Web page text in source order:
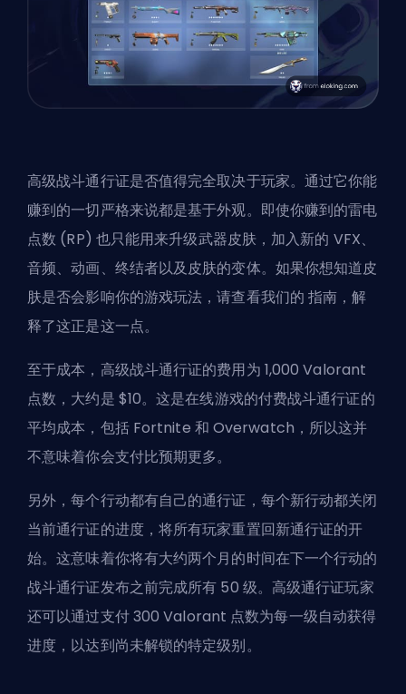
高级战斗通行证是否值得完全取决于玩家。通过它你能
赚到的一切严格来说都是基于外观。即使你赚到的雷电
点数 (RP) 也只能用来升级武器皮肤，加入新的 VFX、
音频、动画、终结者以及皮肤的变体。如果你想知道皮
肤是否会影响你的游戏玩法，请查看我们的指南 ，解
释了这正是这一点。
至于成本，高级战斗通行证的费用为 1,000 Valorant
点数，大约是 $10。这是在线游戏的付费战斗通行证的
平均成本，包括 Fortnite 和 Overwatch，所以这并
不意味着你会支付比预期更多。
另外，每个行动都有自己的通行证，每个新行动都关闭
当前通行证的进度，将所有玩家重置回新通行证的开
始。这意味着你将有大约两个月的时间在下一个行动的
战斗通行证发布之前完成所有 50 级。高级通行证玩家
还可以通过支付 300 Valorant 点数为每一级自动获得
进度，以达到尚未解锁的特定级别。